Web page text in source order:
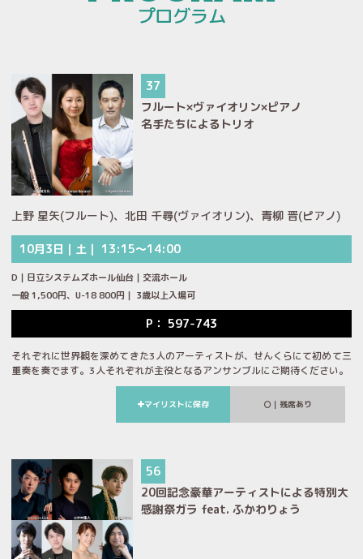
プログラム
37
フルート×ヴァイオリン×ピアノ
名手たちによるトリオ
上野 星矢(フルート)、北田 千尋(ヴァイオリン)、青柳 晋(ピアノ)
10月3日｜土｜ 13:15～14:00
D｜日立システムズホール仙台｜交流ホール
一般 1,500円、U-18 800円｜ 3歳以上入場可
P： 597-743
それぞれに世界観を深めてきた3人のアーティストが、せんくらにて初めて三
重奏を奏でます。3人それぞれが主役となるアンサンブルにご期待ください。
マイリストに保存 ｜残席あり
56
20回記念豪華アーティストによる特別大
感謝祭ガラ feat. ふかわりょう